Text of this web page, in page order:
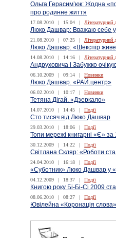
Ольга Герасим’юк: Жодна
про родинне життя
17.08.2010 | 15:04 | Літературний
Люко Дашвар: Вважаю себе
21.08.2010 | 07:25 | Літературний
Люко Дашвар: «Шекспір живе
14.08.2010 | 14:16 | Літературний
Андруховича і Забужко
06.10.2009 | 09:14 | Новинки
Люко Дашвар. «РАЙ.центр»
06.02.2010 | 10:17 | Новинки
Тетяна Дігай. «Дзеркало»
14.07.2010 | 14:45 | Події
Сто тисяч від Люко Дашвар
29.03.2010 | 18:06 | Події
Топи мережі книгарні «Є»
30.12.2009 | 14:22 | Події
Світлана Скляр: «Роботи
24.04.2010 | 16:18 | Події
«Суботник» Люко Дашвар у
04.12.2009 | 18:37 | Події
Книгою року Бі-Бі-Сі 2009
08.06.2010 | 08:27 | Події
Ювілейна «Коронація